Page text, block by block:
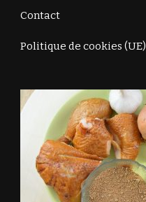
Contact
Politique de cookies (UE)